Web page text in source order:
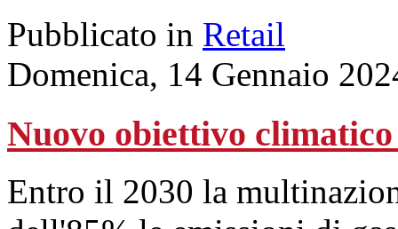
Pubblicato in Retail
Domenica, 14 Gennaio
Nuovo obiettivo
Entro il 2030 la